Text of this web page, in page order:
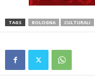
TAGS BOLOGNA CULTURALI